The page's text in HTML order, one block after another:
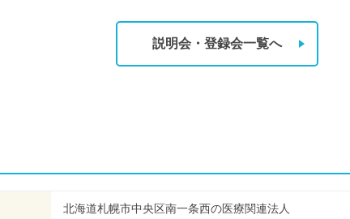
説明会・登録会一覧へ
北海道札幌市中央区南一条西の医療関連法人